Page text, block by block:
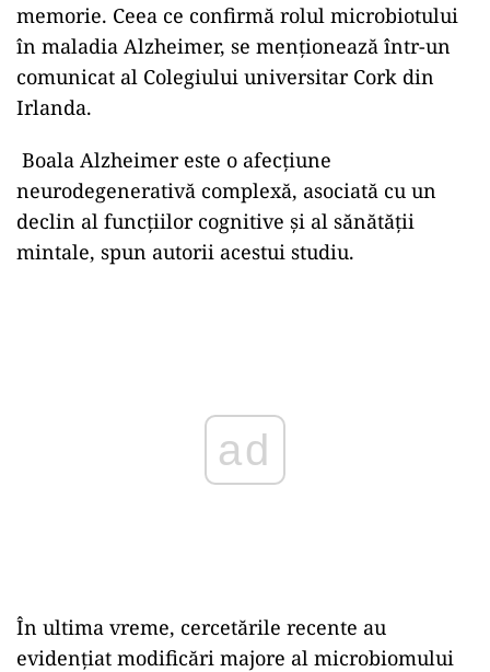
memorie. Ceea ce confirmă rolul microbiotului
în maladia Alzheimer, se menționează într-un
comunicat al Colegiului universitar Cork din
Irlanda.
Boala Alzheimer este o afecțiune
neurodegenerativă complexă, asociată cu un
declin al funcțiilor cognitive și al sănătății
mintale, spun autorii acestui studiu.
În ultima vreme, cercetările recente au
evidențiat modificări majore al microbiomului